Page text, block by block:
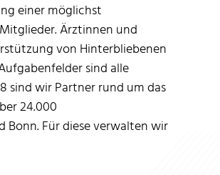
einer möglichst
Ärztinnen und
von Hinterbliebenen
sind alle
sind wir Partner rund um das
24.000
Bonn. Für diese verwalten wir